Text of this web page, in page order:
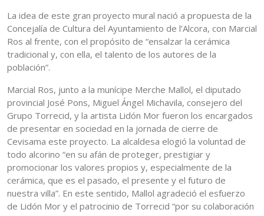
La idea de este gran proyecto mural nació a propuesta de la
Concejalía de Cultura del Ayuntamiento de l’Alcora, con Marcial
Ros al frente, con el propósito de “ensalzar la cerámica
tradicional y, con ella, el talento de los autores de la
población”.
Marcial Ros, junto a la munícipe Merche Mallol, el diputado
provincial José Pons, Miguel Ángel Michavila, consejero del
Grupo Torrecid, y la artista Lidón Mor fueron los encargados
de presentar en sociedad en la jornada de cierre de
Cevisama este proyecto. La alcaldesa elogió la voluntad de
todo alcorino “en su afán de proteger, prestigiar y
promocionar los valores propios y, especialmente de la
cerámica, que es el pasado, el presente y el futuro de
nuestra villa”. En este sentido, Mallol agradeció el esfuerzo
de Lidón Mor y el patrocinio de Torrecid “por su colaboración